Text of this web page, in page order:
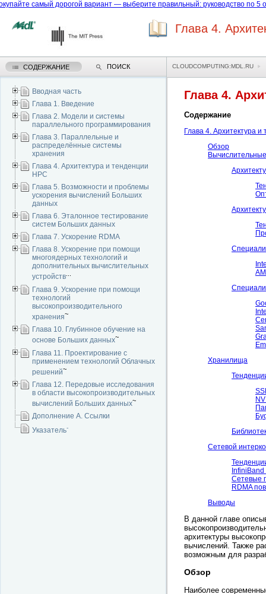
самый дорогой вариант — выберите правильный: руководство по 5
Глава 4.
CLOUDCOMPUTING:MDL.RU
Глава 4.
Содержание
Глава 4. Архитектура
Обзор
Хранилища
Сетевой
Сетевые
RDMA
Выводы
В данной главе
архитектуры
вычислений. Также
возможным для
Обзор
Наиболее
СОДЕРЖАНИЕ ПОИСК
Вводная часть
Глава 1. Введение
Глава 2. Модели и системы
параллельного программирования
Глава 3. Параллельные и
распределённые системы
хранения
Глава 4. Архитектура и тенденции
HPC
Глава 5. Возможности и проблемы
ускорения вычислений Больших
данных
Глава 6. Эталонное тестирование
систем Больших данных
Глава 7. Ускорение RDMA
Глава 8. Ускорение при помощи
многоядерных технологий и
дополнительных вычислительных
устройств
Глава 9. Ускорение при помощи
технологий
высокопроизводительного
хранения~
Глава 10. Глубинное обучение на
основе Больших данных~
Глава 11. Проектирование с
применением технологий Облачных
решений~
Глава 12. Передовые исследования
в области высокопроизводительных
вычислений Больших данных~
Дополнение A. Ссылки
Указатель-